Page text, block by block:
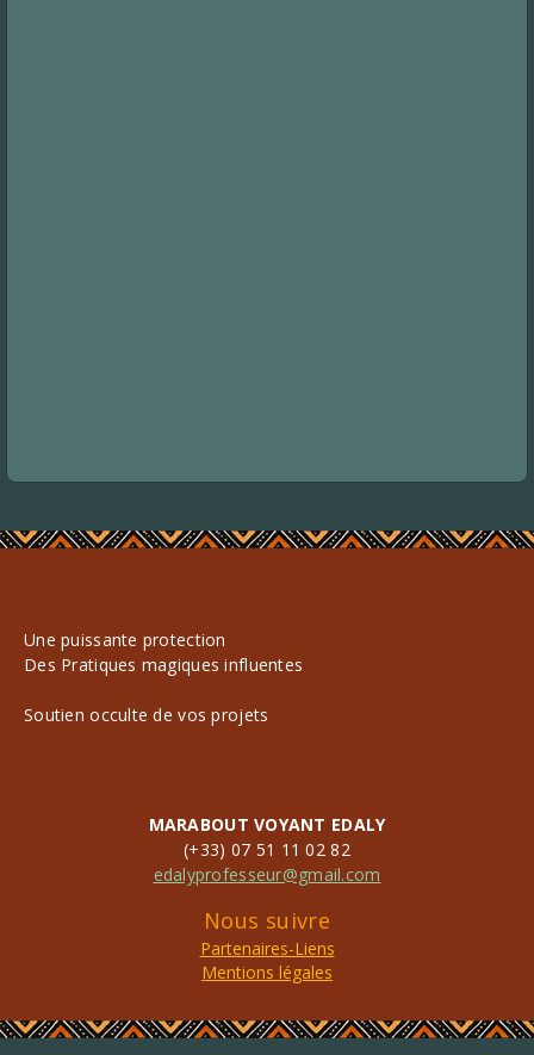
Une puissante protection
Des Pratiques magiques influentes
Soutien occulte de vos projets
MARABOUT VOYANT EDALY
(+33) 07 51 11 02 82
edalyprofesseur@gmail.com
Nous suivre
Partenaires-Liens
Mentions légales